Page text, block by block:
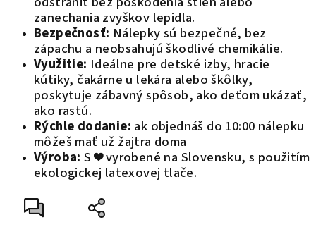
zanechania zvyškov lepidla.
Bezpečnosť: Nálepky sú bezpečné, bez
zápachu a neobsahujú škodlivé chemikálie.
Využitie: Ideálne pre detské izby, hracie
kútiky, čakárne u lekára alebo škôlky,
poskytuje zábavný spôsob, ako deťom ukázať,
ako rastú.
Rýchle dodanie: ak objednáš do 10:00 nálepku
môžeš mať už žajtra doma
Výroba:S ❤️ vyrobené na Slovensku, s použitím
ekologickej latexovej tlače.